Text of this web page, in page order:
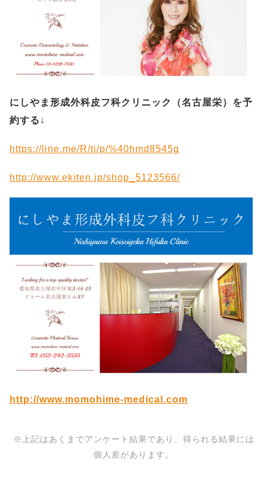
にしやま形成外科皮フ科クリニック（名古屋栄）を予
約する ↓
https://line.me/R/ti/p/%40hmd8545g
http://www.ekiten.jp/shop_5123566/
http://www.momohime-medical.com
※上記はあくまでアンケート結果であり、得られる結果には
個人差があります。